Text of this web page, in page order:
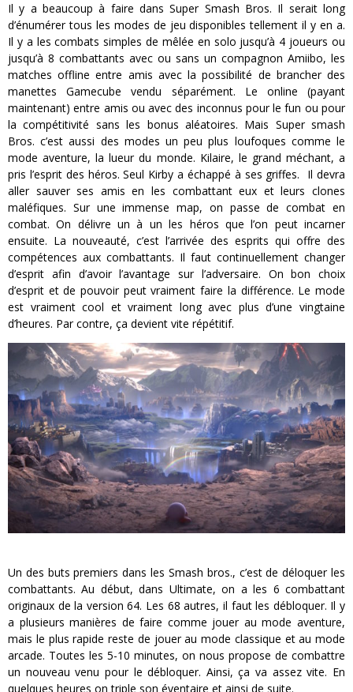
Il y a beaucoup à faire dans Super Smash Bros. Il serait long
d’énumérer tous les modes de jeu disponibles tellement il y en a.
Il y a les combats simples de mêlée en solo jusqu’à 4 joueurs ou
jusqu’à 8 combattants avec ou sans un compagnon Amiibo, les
matches offline entre amis avec la possibilité de brancher des
manettes Gamecube vendu séparément. Le online (payant
maintenant) entre amis ou avec des inconnus pour le fun ou pour
la compétitivité sans les bonus aléatoires. Mais Super smash
Bros. c’est aussi des modes un peu plus loufoques comme le
mode aventure, la lueur du monde. Kilaire, le grand méchant, a
pris l’esprit des héros. Seul Kirby a échappé à ses griffes. Il devra
aller sauver ses amis en les combattant eux et leurs clones
maléfiques. Sur une immense map, on passe de combat en
combat. On délivre un à un les héros que l’on peut incarner
ensuite. La nouveauté, c’est l’arrivée des esprits qui offre des
compétences aux combattants. Il faut continuellement changer
d’esprit afin d’avoir l’avantage sur l’adversaire. On bon choix
d’esprit et de pouvoir peut vraiment faire la différence. Le mode
est vraiment cool et vraiment long avec plus d’une vingtaine
d’heures. Par contre, ça devient vite répétitif.
Un des buts premiers dans les Smash bros., c’est de déloquer les
combattants. Au début, dans Ultimate, on a les 6 combattant
originaux de la version 64. Les 68 autres, il faut les débloquer. Il y
a plusieurs manières de faire comme jouer au mode aventure,
mais le plus rapide reste de jouer au mode classique et au mode
arcade. Toutes les 5-10 minutes, on nous propose de combattre
un nouveau venu pour le débloquer. Ainsi, ça va assez vite. En
quelques heures on triple son éventaire et ainsi de suite.